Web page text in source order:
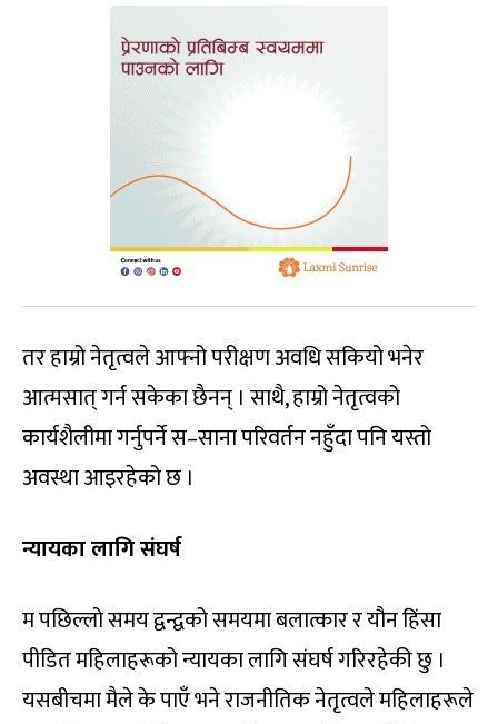
तर हाम्रो नेतृत्वले आफ्नो परीक्षण अवधि सकियो भनेर
आत्मसात् गर्न सकेका छैनन् । साथै, हाम्रो नेतृत्वको
कार्यशैलीमा गर्नुपर्ने स–साना परिवर्तन नहुँदा पनि यस्तो
अवस्था आइरहेको छ ।
न्यायका लागि संघर्ष
म पछिल्लो समय द्वन्द्वको समयमा बलात्कार र यौन हिंसा
पीडित महिलाहरूको न्यायका लागि संघर्ष गरिरहेकी छु ।
यसबीचमा मैले के पाएँ भने राजनीतिक नेतृत्वले महिलाहरूले